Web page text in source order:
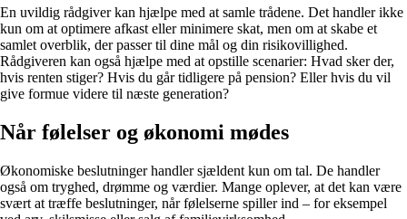
En uvildig rådgiver kan hjælpe med at samle trådene. Det handler ikke
kun om at optimere afkast eller minimere skat, men om at skabe et
samlet overblik, der passer til dine mål og din risikovillighed.
Rådgiveren kan også hjælpe med at opstille scenarier: Hvad sker der,
hvis renten stiger? Hvis du går tidligere på pension? Eller hvis du vil
give formue videre til næste generation?
Når følelser og økonomi mødes
Økonomiske beslutninger handler sjældent kun om tal. De handler
også om tryghed, drømme og værdier. Mange oplever, at det kan være
svært at træffe beslutninger, når følelserne spiller ind – for eksempel